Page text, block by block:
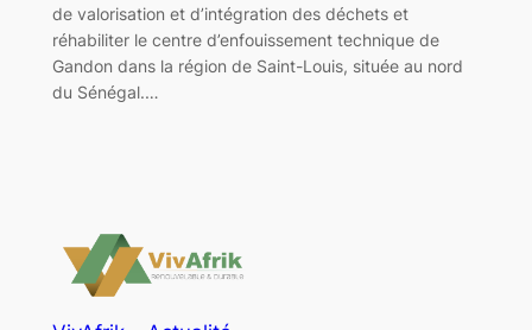
de valorisation et d’intégration des déchets et
réhabiliter le centre d’enfouissement technique de
Gandon dans la région de Saint-Louis, située au nord
du Sénégal.…